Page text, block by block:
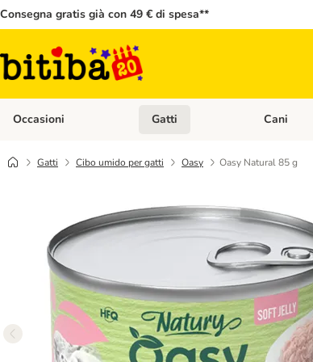
Consegna gratis già con 49 € di spesa**
Occasioni Apri Menù Categoria: Occasioni
Gatti Apri Menù
Cani
Gatti Cibo umido per gatti Oasy Oasy Natural 85 g